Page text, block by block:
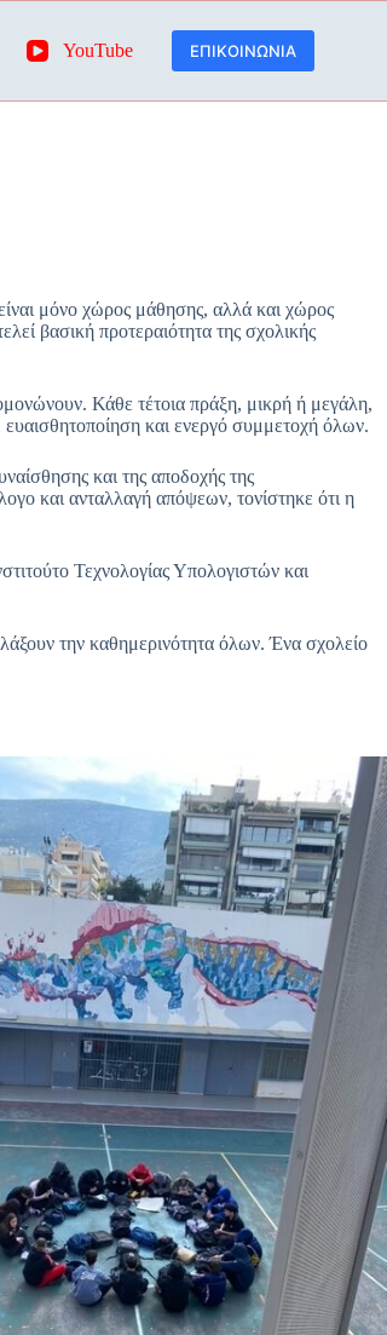
YouTube ΕΠΙΚΟΙΝΩΝΙΑ
μόνο χώρος μάθησης, αλλά και χώρος
βασική προτεραιότητα της σχολικής
Κάθε τέτοια πράξη, μικρή ή μεγάλη,
και ενεργό συμμετοχή όλων.
και της αποδοχής της
και ανταλλαγή απόψεων, τονίστηκε ότι η
Τεχνολογίας Υπολογιστών και
την καθημερινότητα όλων. Ένα σχολείο